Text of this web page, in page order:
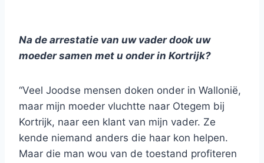
Na de arrestatie van uw vader dook uw
moeder samen met u onder in Kortrijk?
“Veel Joodse mensen doken onder in Wallonië,
maar mijn moeder vluchtte naar Otegem bij
Kortrijk, naar een klant van mijn vader. Ze
kende niemand anders die haar kon helpen.
Maar die man wou van de toestand profiteren